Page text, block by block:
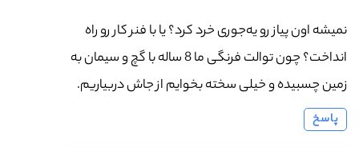
نمیشه اون پیاز رو یه‌جوری خرد کرد؟ یا با فنر کار رو راه
انداخت؟ چون توالت فرنگی ما 8 ساله با گچ و سیمان به
زمین چسبیده و خیلی سخته بخوایم از جاش دربیاریم.
پاسخ